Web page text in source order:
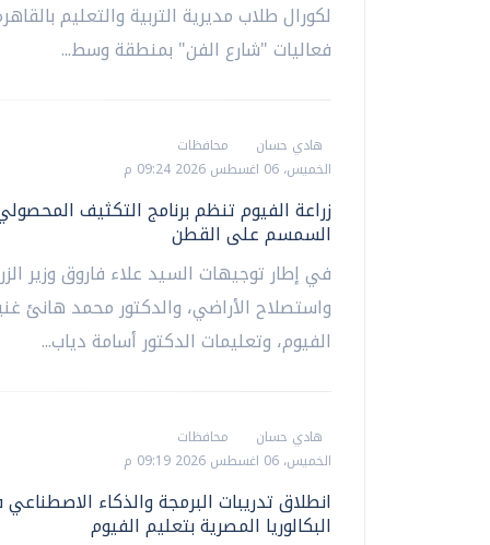
لكورال طلاب مديرية التربية والتعليم
فعاليات "شارع الفن" بمنطقة وسط...
هادي حسان
محافظات
الخميس، 06 اغسطس 2026 09:24 م
زراعة الفيوم تنظم برنامج التكثيف
السمسم على القطن
في إطار توجيهات السيد علاء فاروق وزير
واستصلاح الأراضي، والدكتور محمد هانئ
الفيوم، وتعليمات الدكتور أسامة دياب...
هادي حسان
محافظات
الخميس، 06 اغسطس 2026 09:19 م
انطلاق تدريبات البرمجة والذكاء
البكالوريا المصرية بتعليم الفيوم